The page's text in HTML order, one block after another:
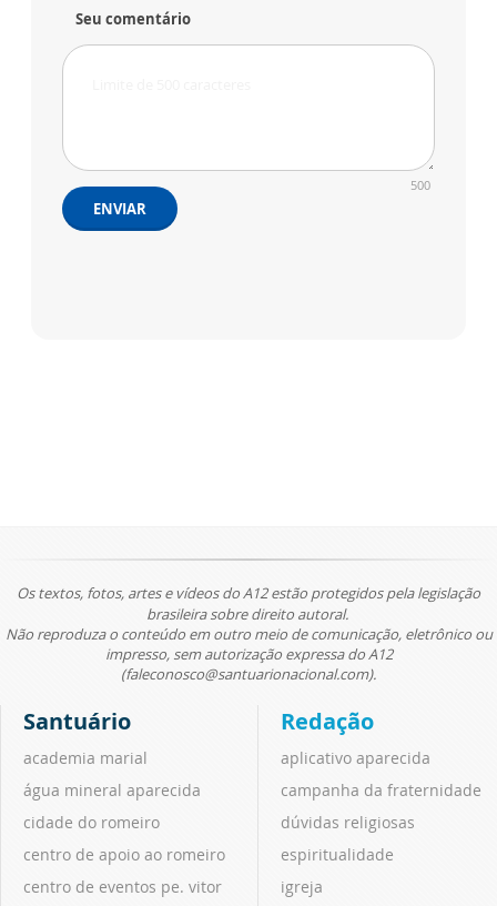
Seu comentário
500
ENVIAR
Os textos, fotos, artes e vídeos do A12 estão protegidos pela legislação
brasileira sobre direito autoral.
Não reproduza o conteúdo em outro meio de comunicação, eletrônico ou
impresso, sem autorização expressa do A12
(faleconosco@santuarionacional.com).
Santuário
academia marial
água mineral aparecida
cidade do romeiro
centro de apoio ao romeiro
centro de eventos pe. vitor
Redação
aplicativo aparecida
campanha da fraternidade
dúvidas religiosas
espiritualidade
igreja